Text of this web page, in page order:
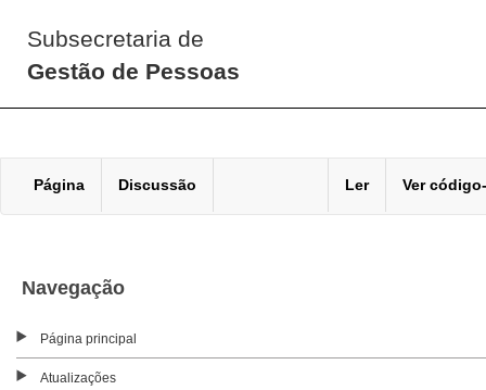
Subsecretaria de
Gestão de Pessoas
Página Discussão Ler Ver
Navegação
Página principal
Atualizações